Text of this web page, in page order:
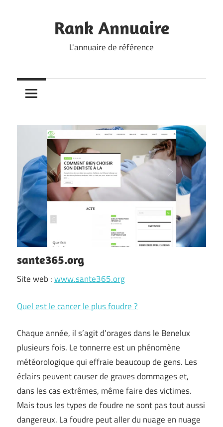
Rank Annuaire
L'annuaire de référence
sante365.org
Site web :www.sante365.org
Quel est le cancer le plus foudre ?
Chaque année, il s’agit d’orages dans le Benelux
plusieurs fois. Le tonnerre est un phénomène
météorologique qui effraie beaucoup de gens. Les
éclairs peuvent causer de graves dommages et,
dans les cas extrêmes, même faire des victimes.
Mais tous les types de foudre ne sont pas tout aussi
dangereux. La foudre peut aller du nuage en nuage